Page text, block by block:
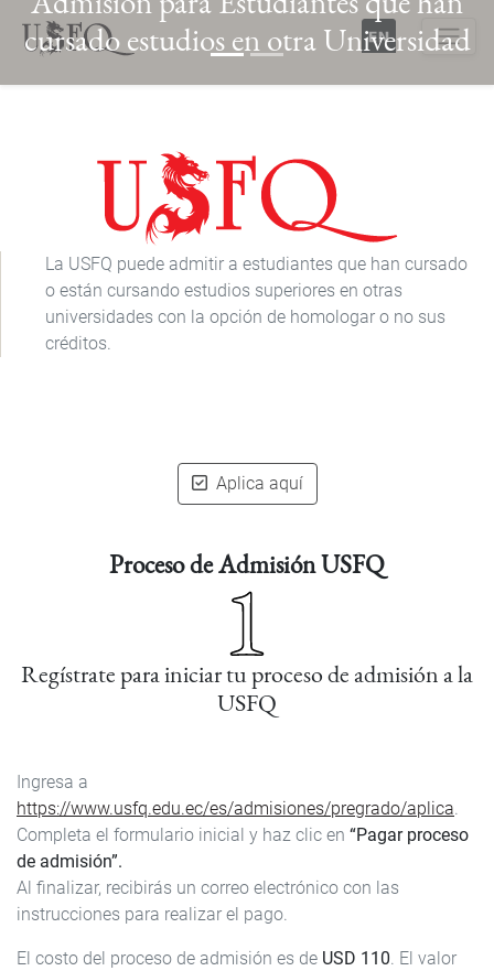
Pasar
al
cursado estudios en otra Universidad
La USFQ puede admitir a estudiantes que han cursado
o están cursando estudios superiores en otras
universidades con la opción de homologar o no sus
créditos.
Aplica aquí
Proceso de Admisión USFQ
Regístrate para iniciar tu proceso de admisión a la
USFQ
Ingresa a
https://www.usfq.edu.ec/es/admisiones/pregrado/aplica.
Completa el formulario inicial y haz clic en “Pagar proceso
de admisión”.
Al finalizar, recibirás un correo electrónico con las
instrucciones para realizar el pago.
El costo del proceso de admisión es de USD 110. El valor